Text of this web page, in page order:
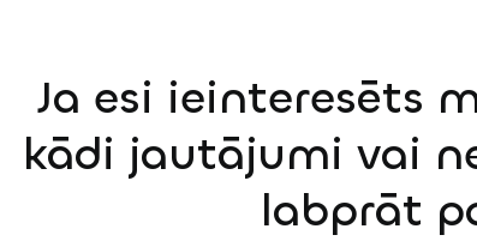
Ja esi ieinteresēts
kādi jautājumi vai
labprāt